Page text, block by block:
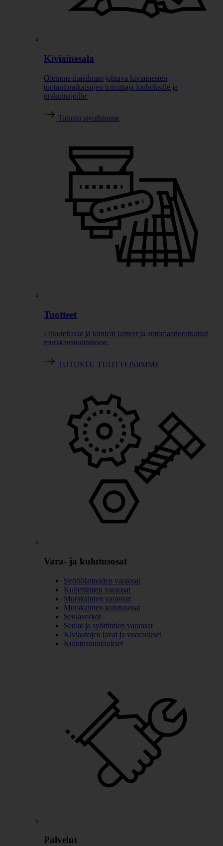
Kiviainesala
Olemme maailman johtava kiviainesten
tuotantoratkaisujen toimittaja louhoksille ja
urakoitsijoille.
Tutustu sivuihimme
Tuotteet
Liikuteltavat ja kiinteät laitteet ja automaatioratkaisut
murskaustuotantoon.
TUTUSTU TUOTTEISIIMME
Vara- ja kulutusosat
Syöttölaitteiden varaosat
Kuljettimien varaosat
Murskainten varaosat
Murskainten kulutusosat
Seulaverkot
Seulat ja syöttimien varaosat
Kiviautojen lavat ja vuoraukset
Kulutusvuoraukset
Palvelut